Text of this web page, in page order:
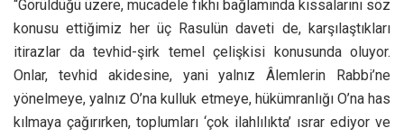
“Görüldüğü üzere, mücadele fıkhı bağlamında kıssalarını söz
konusu ettiğimiz her üç Rasulün daveti de, karşılaştıkları
itirazlar da tevhid-şirk temel çelişkisi konusunda oluyor.
Onlar, tevhid akidesine, yani yalnız Âlemlerin Rabbi’ne
yönelmeye, yalnız O’na kulluk etmeye, hükümranlığı O’na has
kılmaya çağırırken, toplumları ‘çok ilahlılıkta’ ısrar ediyor ve